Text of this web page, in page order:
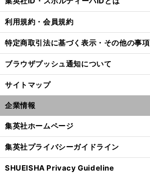
利用規約・会員規約
特定商取引法に基づく表示・その他の事項
ブラウザプッシュ通知について
サイトマップ
企業情報
集英社ホームページ
集英社プライバシーガイドライン
SHUEISHA Privacy Guideline